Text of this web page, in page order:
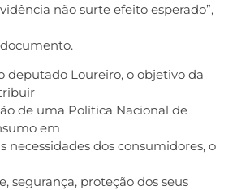
não surte efeito esperado”,
deputado Loureiro, o objetivo da
de uma Política Nacional de
em
necessidades dos consumidores, o
segurança, proteção dos seus